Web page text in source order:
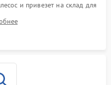
и привезет на склад для